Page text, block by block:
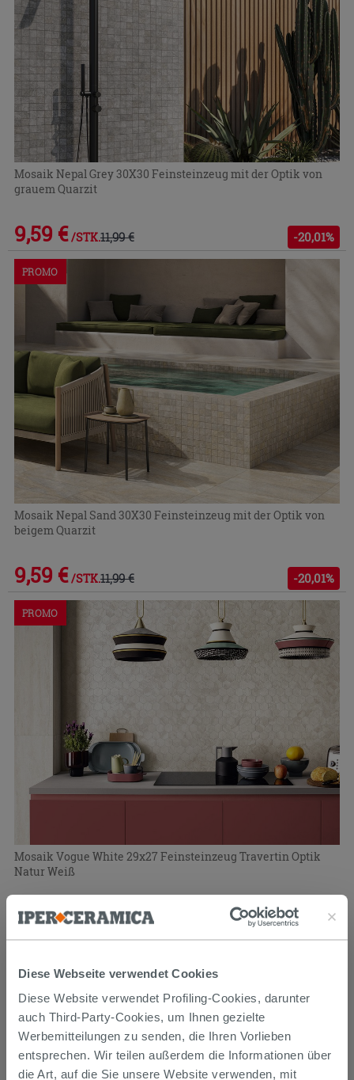
Diese Webseite verwendet Cookies
Diese Website verwendet Profiling-Cookies, darunter
auch Third-Party-Cookies, um Ihnen gezielte
Werbemitteilungen zu senden, die Ihren Vorlieben
entsprechen. Wir teilen außerdem die Informationen über
die Art, auf die Sie unsere Website verwenden, mit
Mosaik Nepal Grey 30X30 Feinsteinzeug mit der Optik von
grauem Quarzit
9,59 € /STK.11,99 € -20,01%
PROMO
Mosaik Nepal Sand 30X30 Feinsteinzeug mit der Optik von
beigem Quarzit
9,59 € /STK.11,99 € -20,01%
PROMO
Mosaik Vogue White 29x27 Feinsteinzeug Travertin Optik
Natur Weiß
10,39 € /STK.12,99 € -20,01%